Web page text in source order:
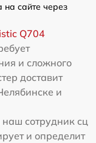
сайте через
Q704
и сложного
доставит
и
сотрудник сц
и определит